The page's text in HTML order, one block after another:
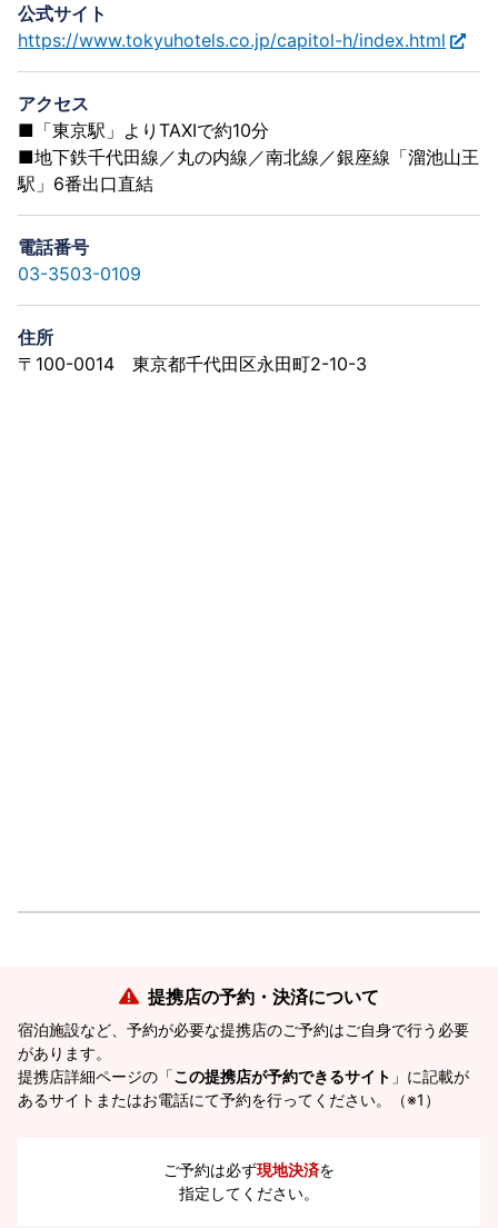
公式サイト
https://www.tokyuhotels.co.jp/capitol-h/index.html
アクセス
■「東京駅」よりTAXIで約10分
■地下鉄千代田線／丸の内線／南北線／銀座線「溜池山王
駅」6番出口直結
電話番号
03-3503-0109
住所
〒100-0014 東京都千代田区永田町2-10-3
提携店の予約・決済について
宿泊施設など、予約が必要な提携店のご予約はご自身で行う必要
があります。
提携店詳細ページの「この提携店が予約できるサイト 」に記載が
あるサイトまたはお電話にて予約を行ってください。（※1）
ご予約は必ず現地決済を
指定してください。